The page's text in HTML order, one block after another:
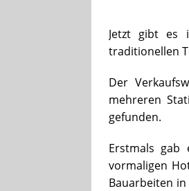
Jetzt gibt es
traditionellen
Der
mehreren
gefunden.
Erstmals
vormaligen
Bauarbeiten